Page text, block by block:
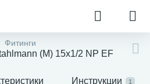
Фитинги
(M) 15х1/2 NP EF
Инструкции 1